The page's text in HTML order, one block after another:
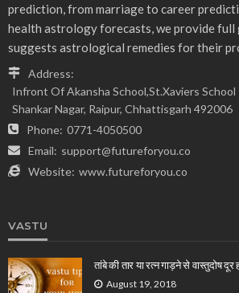
prediction, from marriage to career
health astrology forecasts, we provide full
suggests astrological remedies for their
Address:
Infront Of Akansha School,St.Xaviers School
Shankar Nagar, Raipur, Chhattisgarh 492006
Phone: 0771-4050500
Email: support@futureforyou.co
Website: www.futureforyou.co
VASTU
तांबे की तार या रत्न गाड़ने से वास्तुदोष दूर
August 19, 2018